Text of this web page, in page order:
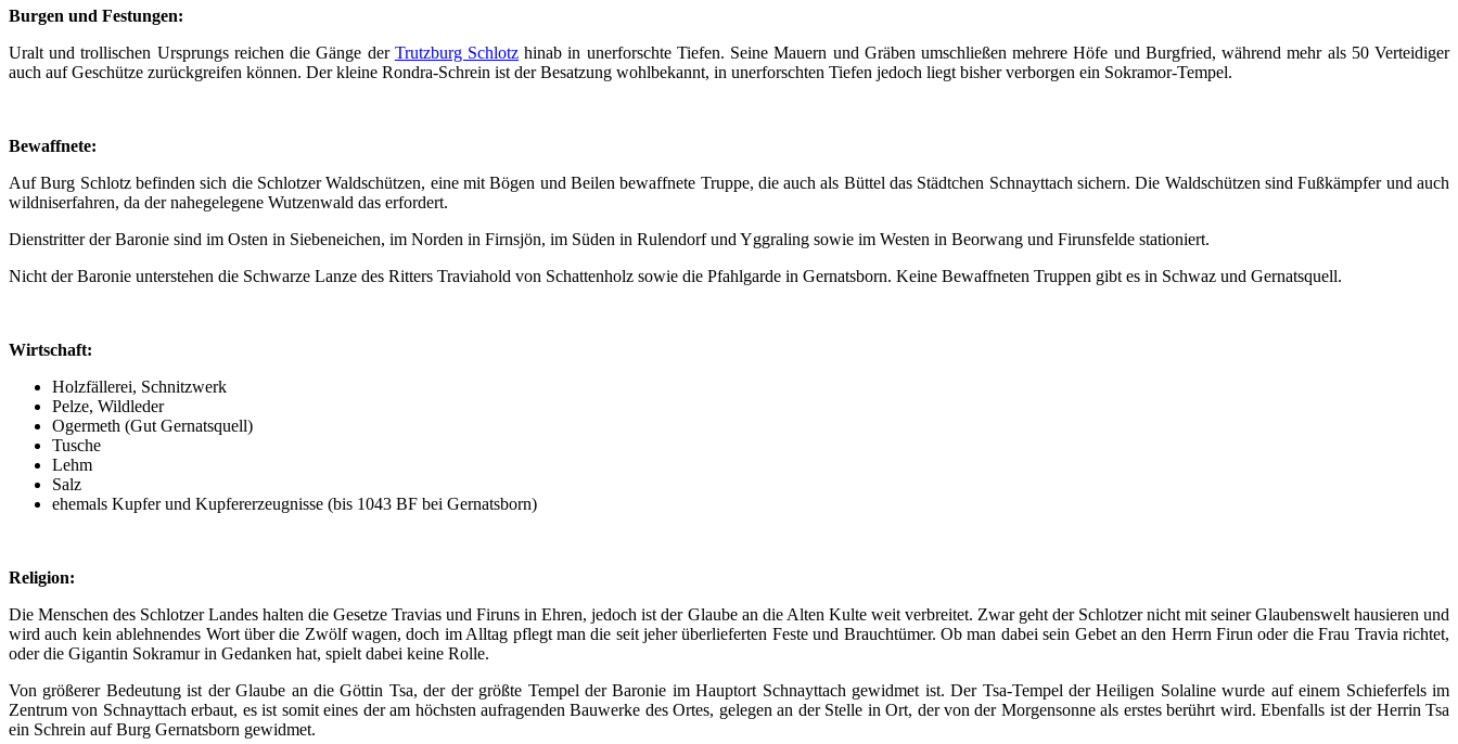
Burgen und Festungen:
Uralt und trollischen Ursprungs reichen die Gänge der Trutzburg Schlotz hinab in unerforschte Tiefen. Seine Mauern und Gräben umschließen mehrere Höfe und Burgfried, während mehr als 50 Verteidiger
auch auf Geschütze zurückgreifen können. Der kleine Rondra-Schrein ist der Besatzung wohlbekannt, in unerforschten Tiefen jedoch liegt bisher verborgen ein Sokramor-Tempel.
Bewaffnete:
Auf Burg Schlotz befinden sich die Schlotzer Waldschützen, eine mit Bögen und Beilen bewaffnete Truppe, die auch als Büttel das Städtchen Schnayttach sichern. Die Waldschützen sind Fußkämpfer und auch
wildniserfahren, da der nahegelegene Wutzenwald das erfordert.
Dienstritter der Baronie sind im Osten in Siebeneichen, im Norden in Firnsjön, im Süden in Rulendorf und Yggraling sowie im Westen in Beorwang und Firunsfelde stationiert.
Nicht der Baronie unterstehen die Schwarze Lanze des Ritters Traviahold von Schattenholz sowie die Pfahlgarde in Gernatsborn. Keine Bewaffneten Truppen gibt es in Schwaz und Gernatsquell.
Wirtschaft:
Holzfällerei, Schnitzwerk
Pelze, Wildleder
Ogermeth (Gut Gernatsquell)
Tusche
Lehm
Salz
ehemals Kupfer und Kupfererzeugnisse (bis 1043 BF bei Gernatsborn)
Religion:
Die Menschen des Schlotzer Landes halten die Gesetze Travias und Firuns in Ehren, jedoch ist der Glaube an die Alten Kulte weit verbreitet. Zwar geht der Schlotzer nicht mit seiner Glaubenswelt hausieren und
wird auch kein ablehnendes Wort über die Zwölf wagen, doch im Alltag pflegt man die seit jeher überlieferten Feste und Brauchtümer. Ob man dabei sein Gebet an den Herrn Firun oder die Frau Travia richtet,
oder die Gigantin Sokramur in Gedanken hat, spielt dabei keine Rolle.
Von größerer Bedeutung ist der Glaube an die Göttin Tsa, der der größte Tempel der Baronie im Hauptort Schnayttach gewidmet ist. Der Tsa-Tempel der Heiligen Solaline wurde auf einem Schieferfels im
Zentrum von Schnayttach erbaut, es ist somit eines der am höchsten aufragenden Bauwerke des Ortes, gelegen an der Stelle in Ort, der von der Morgensonne als erstes berührt wird. Ebenfalls ist der Herrin Tsa
ein Schrein auf Burg Gernatsborn gewidmet.